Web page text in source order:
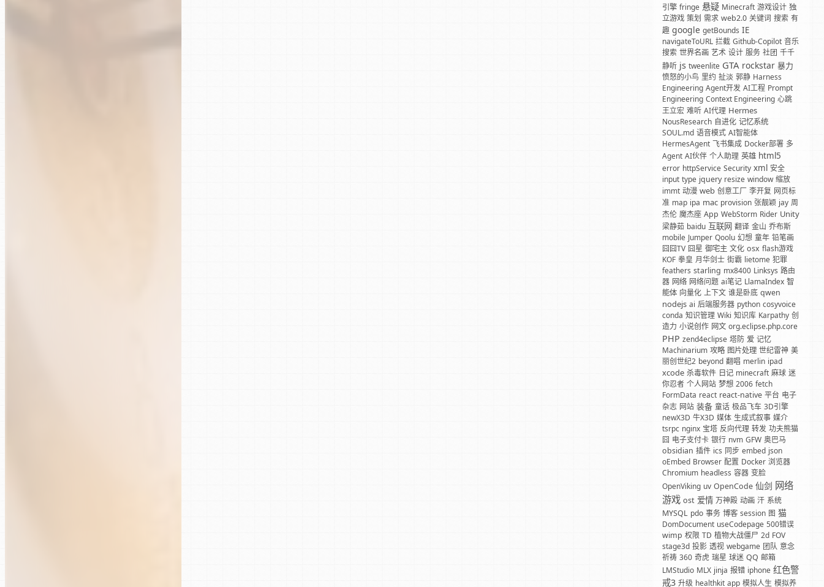
引擎 fringe 悬疑 Minecraft 游戏设计 独
立游戏 策划 需求 web2.0 关键词 搜索 有
趣 google getBounds IE
navigateToURL 拦截 Github-Copilot 音乐
搜索 世界名画 艺术 设计 服务 社团 千千
静听 js tweenlite GTA rockstar 暴力
愤怒的小鸟 里约 扯淡 郭静 Harness
Engineering Agent开发 AI工程 Prompt
Engineering Context Engineering 心跳
王立宏 难听 AI代理 Hermes
NousResearch 自进化 记忆系统
SOUL.md 语音模式 AI智能体
HermesAgent 飞书集成 Docker部署 多
Agent AI伙伴 个人助理 英雄 html5
error httpService Security xml 安全
input type jquery resize window 缩放
immt 动漫 web 创意工厂 李开复 网页标
准 map ipa mac provision 张靓颖 jay 周
杰伦 魔杰座 App WebStorm Rider Unity
梁静茹 baidu 互联网 翻译 金山 乔布斯
mobile Jumper Qoolu 幻想 童年 铅笔画
囧囧TV 囧星 御宅主 文化 osx flash游戏
KOF 拳皇 月华剑士 街霸 lietome 犯罪
feathers starling mx8400 Linksys 路由
器 网络 网络问题 ai笔记 LlamaIndex 智
能体 向量化 上下文 谁是卧底 qwen
nodejs ai 后端服务器 python cosyvoice
conda 知识管理 Wiki 知识库 Karpathy 创
造力 小说创作 网文 org.eclipse.php.core
PHP zend4eclipse 塔防 爱 记忆
Machinarium 攻略 图片处理 世纪雷神 美
丽创世纪2 beyond 翻唱 merlin ipad
xcode 杀毒软件 日记 minecraft 麻球 迷
你忍者 个人网站 梦想 2006 fetch
FormData react react-native 平台 电子
杂志 网站 装备 童话 极品飞车 3D引擎
newX3D 牛X3D 媒体 生成式叙事 媒介
tsrpc nginx 宝塔 反向代理 转发 功夫熊猫
囧 电子支付卡 银行 nvm GFW 奥巴马
obsidian 插件 ics 同步 embed json
oEmbed Browser 配置 Docker 浏览器
Chromium headless 容器 变脸
OpenViking uv OpenCode 仙剑 网络
游戏 ost 爱情 万神殿 动画 汗 系统
MYSQL pdo 事务 博客 session 图 猫
DomDocument useCodepage 500错误
wimp 权限 TD 植物大战僵尸 2d FOV
stage3d 投影 透视 webgame 团队 意念
祈祷 360 奇虎 瑞星 球迷 QQ 邮箱
LMStudio MLX jinja 报错 iphone 红色警
戒3 升级 healthkit app 模拟人生 模拟养